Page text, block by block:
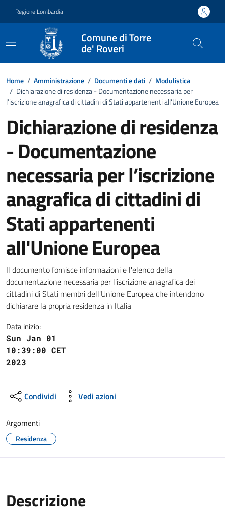
Regione Lombardia
Comune di Torre
de' Roveri
Dettagli del documento
Home / Amministrazione / Documenti e dati / Modulistica
/ Dichiarazione di residenza - Documentazione necessaria per
l’iscrizione anagrafica di cittadini di Stati appartenenti all'Unione Europea
Dichiarazione di residenza
- Documentazione
necessaria per l’iscrizione
anagrafica di cittadini di
Stati appartenenti
all'Unione Europea
Il documento fornisce informazioni e l'elenco della
documentazione necessaria per l'iscrizione anagrafica dei
cittadini di Stati membri dell'Unione Europea che intendono
dichiarare la propria residenza in Italia
Data inizio:
Sun Jan 01
10:39:00 CET
2023
Condividi Vedi azioni
Argomenti
Residenza
Descrizione